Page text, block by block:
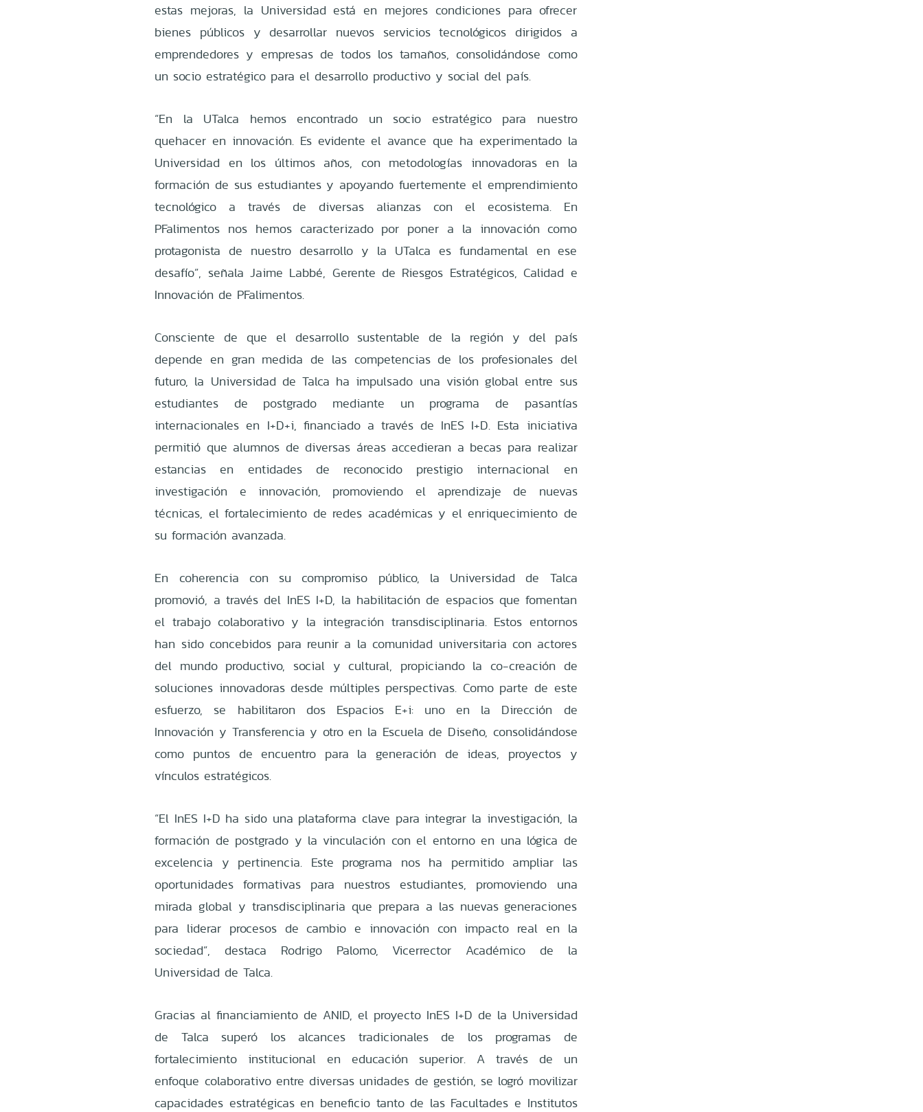
estas mejoras, la Universidad está en mejores condiciones para ofrecer
bienes públicos y desarrollar nuevos servicios tecnológicos dirigidos a
emprendedores y empresas de todos los tamaños, consolidándose como
un socio estratégico para el desarrollo productivo y social del país.
“En la UTalca hemos encontrado un socio estratégico para nuestro
quehacer en innovación. Es evidente el avance que ha experimentado la
Universidad en los últimos años, con metodologías innovadoras en la
formación de sus estudiantes y apoyando fuertemente el emprendimiento
tecnológico a través de diversas alianzas con el ecosistema. En
PFalimentos nos hemos caracterizado por poner a la innovación como
protagonista de nuestro desarrollo y la UTalca es fundamental en ese
desafío”, señala Jaime Labbé, Gerente de Riesgos Estratégicos, Calidad e
Innovación de PFalimentos.
Consciente de que el desarrollo sustentable de la región y del país
depende en gran medida de las competencias de los profesionales del
futuro, la Universidad de Talca ha impulsado una visión global entre sus
estudiantes de postgrado mediante un programa de pasantías
internacionales en I+D+i, financiado a través de InES I+D. Esta iniciativa
permitió que alumnos de diversas áreas accedieran a becas para realizar
estancias en entidades de reconocido prestigio internacional en
investigación e innovación, promoviendo el aprendizaje de nuevas
técnicas, el fortalecimiento de redes académicas y el enriquecimiento de
su formación avanzada.
En coherencia con su compromiso público, la Universidad de Talca
promovió, a través del InES I+D, la habilitación de espacios que fomentan
el trabajo colaborativo y la integración transdisciplinaria. Estos entornos
han sido concebidos para reunir a la comunidad universitaria con actores
del mundo productivo, social y cultural, propiciando la co-creación de
soluciones innovadoras desde múltiples perspectivas. Como parte de este
esfuerzo, se habilitaron dos Espacios E+i: uno en la Dirección de
Innovación y Transferencia y otro en la Escuela de Diseño, consolidándose
como puntos de encuentro para la generación de ideas, proyectos y
vínculos estratégicos.
“El InES I+D ha sido una plataforma clave para integrar la investigación, la
formación de postgrado y la vinculación con el entorno en una lógica de
excelencia y pertinencia. Este programa nos ha permitido ampliar las
oportunidades formativas para nuestros estudiantes, promoviendo una
mirada global y transdisciplinaria que prepara a las nuevas generaciones
para liderar procesos de cambio e innovación con impacto real en la
sociedad”, destaca Rodrigo Palomo, Vicerrector Académico de la
Universidad de Talca.
Gracias al financiamiento de ANID, el proyecto InES I+D de la Universidad
de Talca superó los alcances tradicionales de los programas de
fortalecimiento institucional en educación superior. A través de un
enfoque colaborativo entre diversas unidades de gestión, se logró movilizar
capacidades estratégicas en beneficio tanto de las Facultades e Institutos